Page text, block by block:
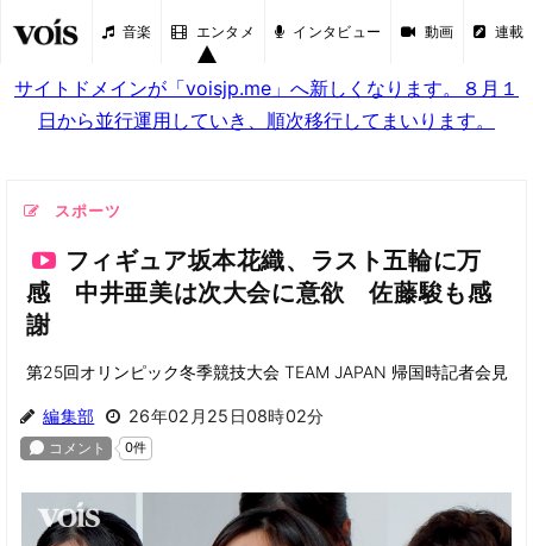
音楽 エンタメ インタビュー 動画 連載
サイトドメインが「voisjp.me」へ新しくなります。８月１
日から並行運用していき、順次移行してまいります。
スポーツ
フィギュア坂本花織、ラスト五輪に万
感 中井亜美は次大会に意欲 佐藤駿も感
謝
第25回オリンピック冬季競技大会 TEAM JAPAN 帰国時記者会見
編集部 26年02月25日08時02分